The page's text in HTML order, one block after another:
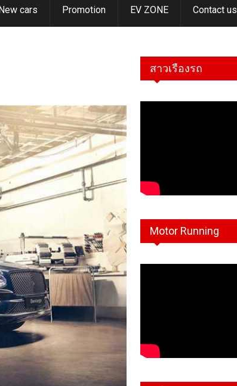
cars Promotion EV ZONE Contact us
สาวเรืองรถ
Motor Running